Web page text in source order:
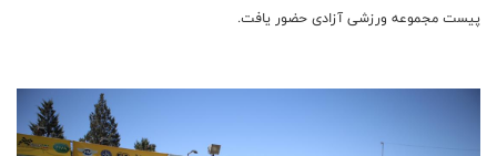
پیست مجموعه ورزشی آزادی حضور یافت.